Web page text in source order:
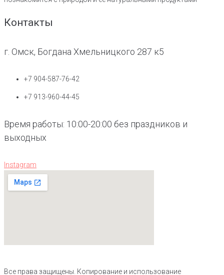
Контакты
г. Омск, Богдана Хмельницкого 287 к5
+7 904-587-76-42
+7 913-960-44-45
Время работы: 10:00-20:00 без праздников и
выходных
Instagram
Все права защищены. Копирование и использование